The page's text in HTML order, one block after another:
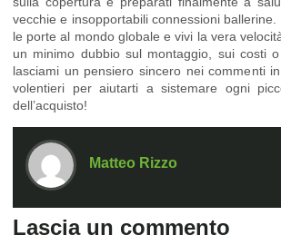
vecchie e insopportabili connessioni
le porte al mondo globale e vivi la vera
un minimo dubbio sul montaggio, sui costi o
lasciami un pensiero sincero nei commenti
volentieri per aiutarti a sistemare ogni
dell’acquisto!
Matteo Rizzo
Lascia un commento